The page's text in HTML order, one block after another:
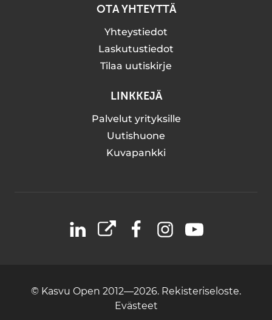
OTA YHTEYTTÄ
Yhteystiedot
Laskutustiedot
Tilaa uutiskirje
LINKKEJÄ
Palvelut yrityksille
Uutishuone
Kuvapankki
LinkedIn
X FacebookInstagramYouTube
© Kasvu Open 2012—2026. Rekisteriseloste.
Evästeet